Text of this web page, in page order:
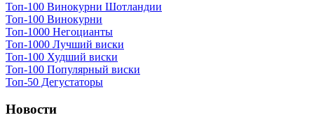
Топ-100 Винокурни Шотландии
Топ-100 Винокурни
Топ-1000 Негоцианты
Топ-1000 Лучший виски
Топ-100 Худший виски
Топ-100 Популярный виски
Топ-50 Дегустаторы
Новости